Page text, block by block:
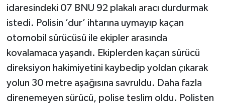
idaresindeki 07 BNU 92 plakalı aracı durdurmak
istedi. Polisin ’dur’ ihtarına uymayıp kaçan
otomobil sürücüsü ile ekipler arasında
kovalamaca yaşandı. Ekiplerden kaçan sürücü
direksiyon hakimiyetini kaybedip yoldan çıkarak
yolun 30 metre aşağısına savruldu. Daha fazla
direnemeyen sürücü, polise teslim oldu. Polisten